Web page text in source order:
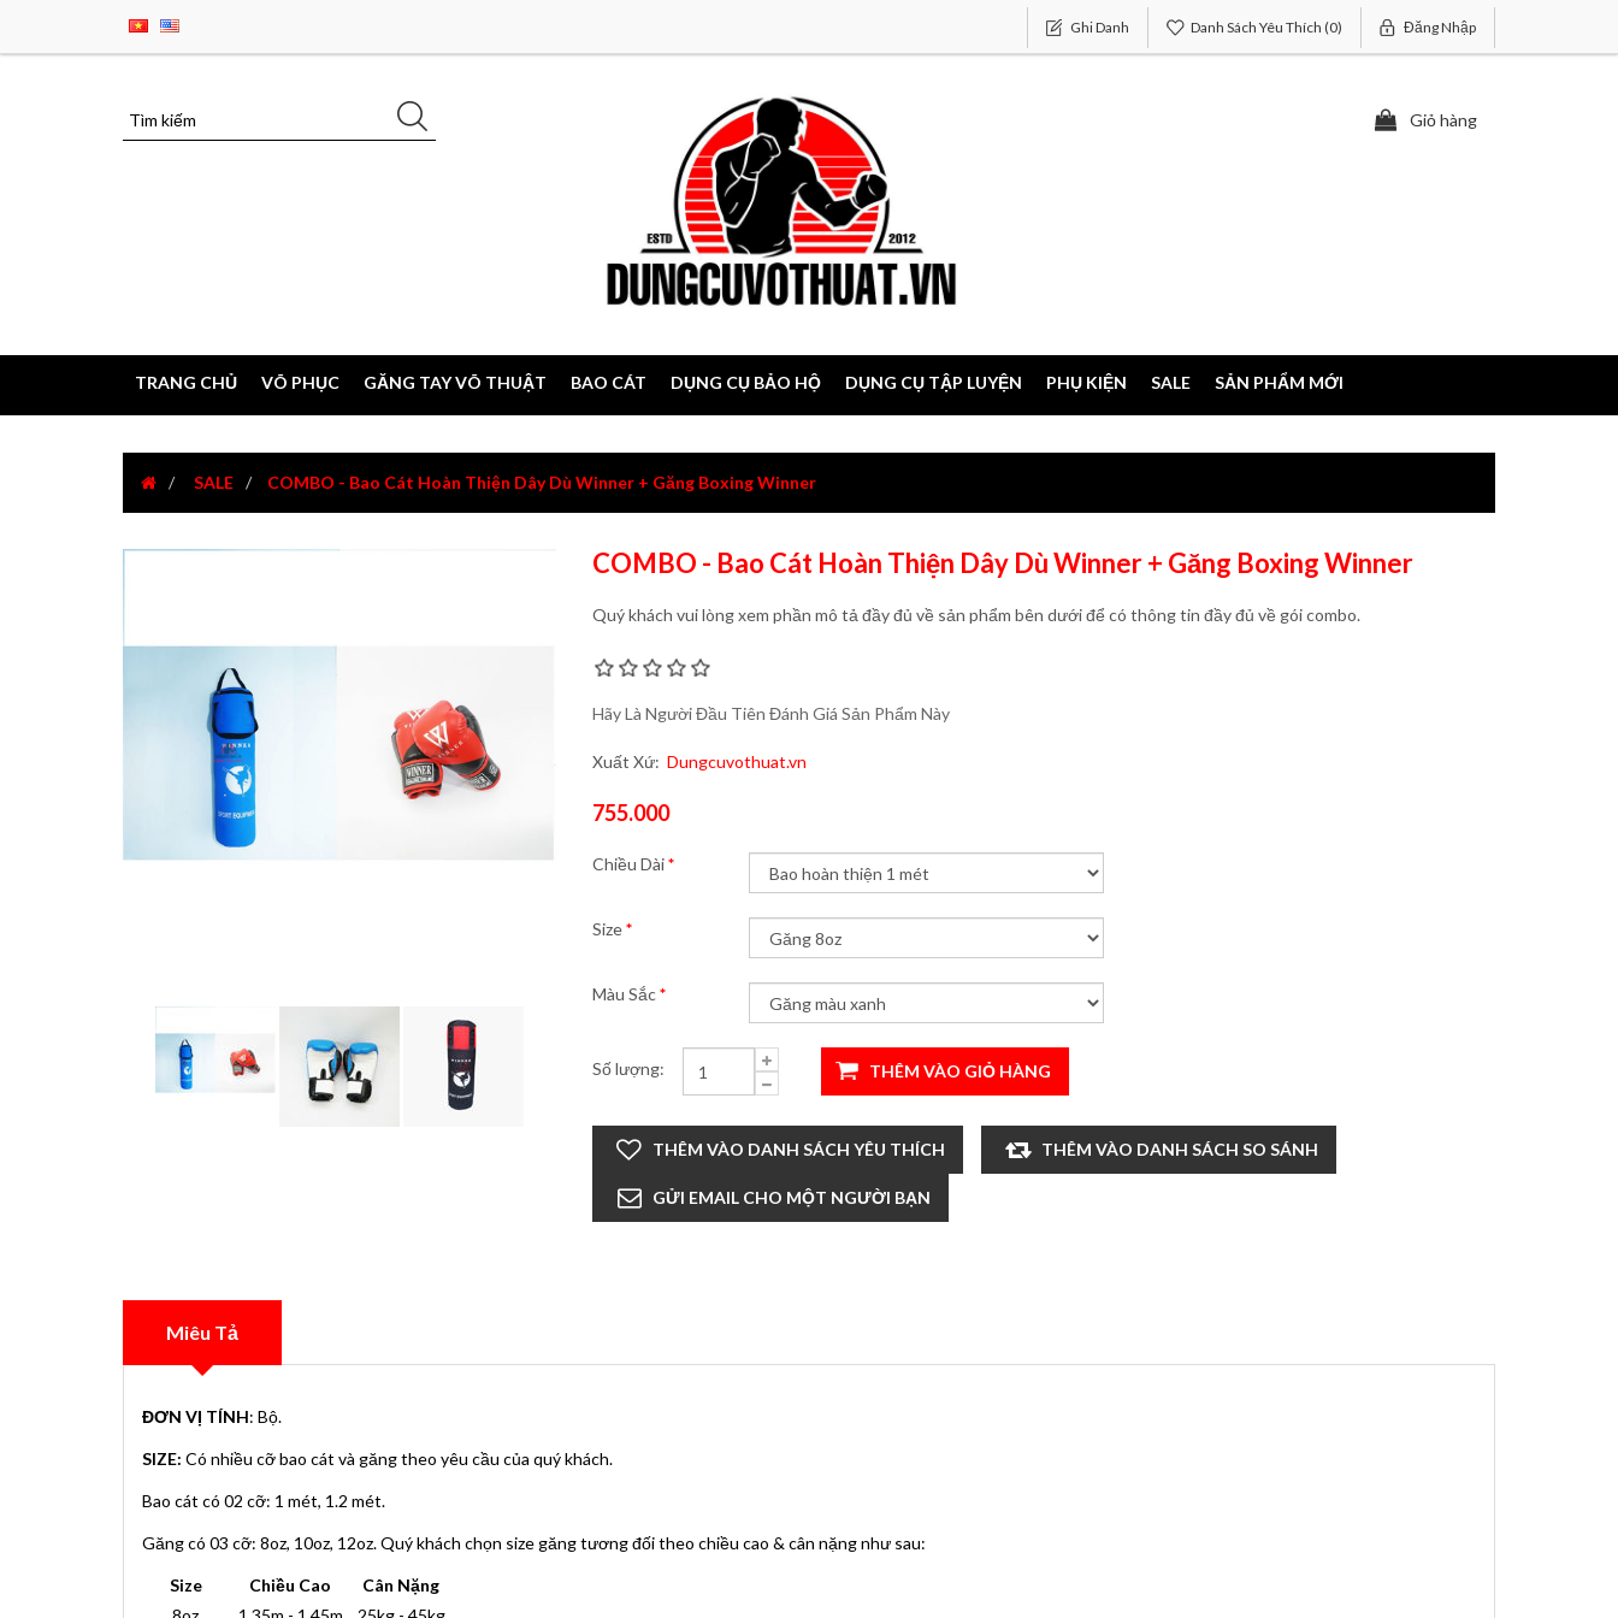
Ghi Danh Danh Sách Yêu Thích (0) Đăng Nhập
Giỏ hàng
TRANG CHỦ VÕ PHỤC GĂNG TAY VÕ THUẬT BAO CÁT DỤNG CỤ BẢO HỘ DỤNG CỤ TẬP LUYỆN PHỤ KIỆN SALE SẢN PHẨM MỚI
SALE COMBO - Bao Cát Hoàn Thiện Dây Dù Winner + Găng Boxing Winner
COMBO - Bao Cát Hoàn Thiện Dây Dù Winner + Găng Boxing Winner
Quý khách vui lòng xem phần mô tả đầy đủ về sản phẩm bên dưới để có thông tin đầy đủ về gói combo.
Hãy Là Người Đầu Tiên Đánh Giá Sản Phẩm Này
Xuất Xứ: Dungcuvothuat.vn
755.000
Chiều Dài*
Size*
Màu Sắc*
Số lượng:
Miêu Tả
ĐƠN VỊ TÍNH: Bộ.
SIZE: Có nhiều cỡ bao cát và găng theo yêu cầu của quý khách.
Bao cát có 02 cỡ: 1 mét, 1.2 mét.
Găng có 03 cỡ: 8oz, 10oz, 12oz. Quý khách chọn size găng tương đối theo chiều cao & cân nặng như sau:
Size Chiều Cao
Cân Nặng